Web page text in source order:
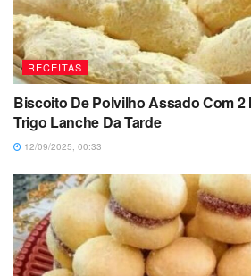
RECEITAS
Biscoito De Polvilho Assado Com 2
Trigo Lanche Da Tarde
12/09/2025, 00:33